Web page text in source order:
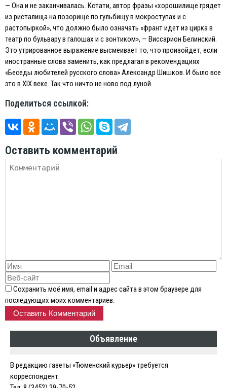
— Она и не заканчивалась. Кстати, автор фразы «хорошилище грядет
из ристалища на позорище по гульбищу в мокроступах и с
растопыркой», что должно было означать «франт идет из цирка в
театр по бульвару в галошах и с зонтиком», — Виссарион Белинский.
Это утрированное выражение высмеивает то, что произойдет, если
иностранные слова заменить, как предлагал в рекомендациях
«Беседы любителей русского слова» Александр Шишков. И было все
это в XIX веке. Так что ничто не ново под луной.
Поделиться ссылкой:
Оставить комментарий
Сохранить моё имя, email и адрес сайта в этом браузере для
последующих моих комментариев.
Объявление
В редакцию газеты «Тюменский курьер» требуется
корреспондент.